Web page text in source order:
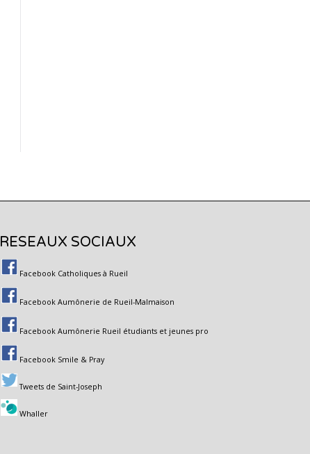
RESEAUX SOCIAUX
Facebook Catholiques à Rueil
Facebook Aumônerie de Rueil-Malmaison
Facebook Aumônerie Rueil étudiants et jeunes pro
Facebook Smile & Pray
Tweets de Saint-Joseph
Whaller